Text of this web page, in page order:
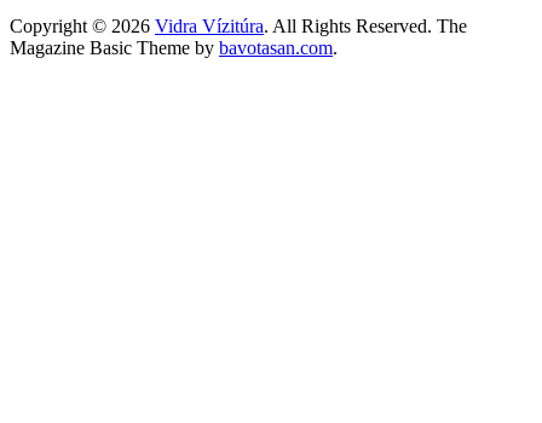
Copyright © 2026 Vidra Vízitúra. All Rights Reserved. The
Magazine Basic Theme by bavotasan.com.